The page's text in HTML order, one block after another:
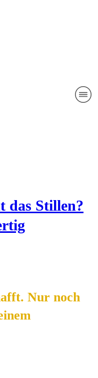
das Stillen?
Nur noch